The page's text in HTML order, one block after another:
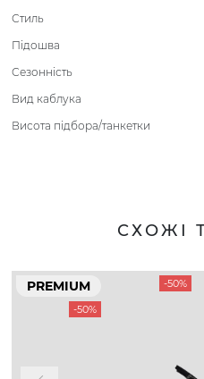
Стиль
Підошва
Сезонність
Вид каблука
Висота підбора/танкетки
СХОЖІ
PREMIUM
-50%
-50%